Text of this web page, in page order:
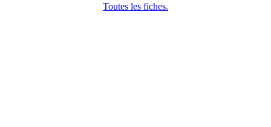
Toutes les fiches.